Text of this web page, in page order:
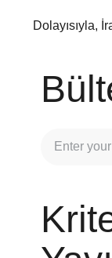
Dolayısıyla,